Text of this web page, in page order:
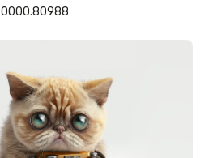
0000.80988